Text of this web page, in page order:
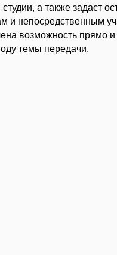
а также задаст
и непосредственным
возможность прямо и
темы передачи.